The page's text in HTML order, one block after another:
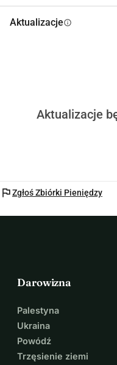
Aktualizacjeinfo
Aktualizacje
flagZgłoś Zbiórki Pieniędzy
Darowizna
Palestyna
Ukraina
Powódź
Trzęsienie ziemi